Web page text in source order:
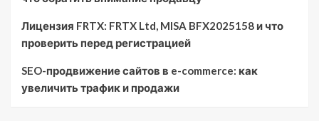
Лицензия FRTX: FRTX Ltd, MISA BFX2025158 и что
проверить перед регистрацией
SEO-продвижение сайтов в e-commerce: как
увеличить трафик и продажи